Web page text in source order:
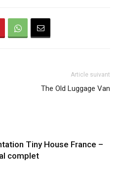
Article suivant
The Old Luggage Van
Tiny House France –
complet